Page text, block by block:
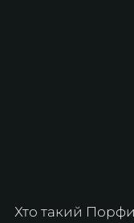
Хто такий